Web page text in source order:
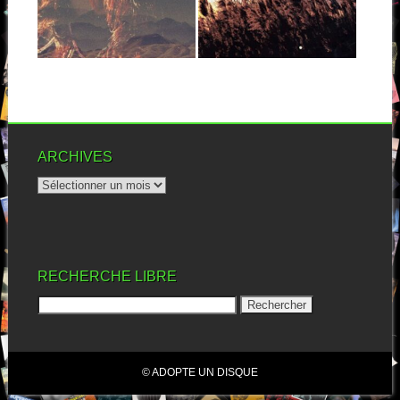
Howling Bells avec
« Heartstrings » et en gardai...
ses dix ans au compteur et
ses...
ARCHIVES
RECHERCHE LIBRE
© ADOPTE UN DISQUE